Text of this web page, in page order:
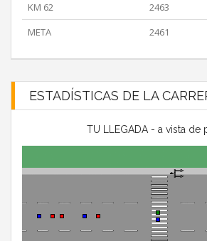
KM 62
2463
META
2461
ESTADÍSTICAS DE LA
TU LLEGADA - a vista de